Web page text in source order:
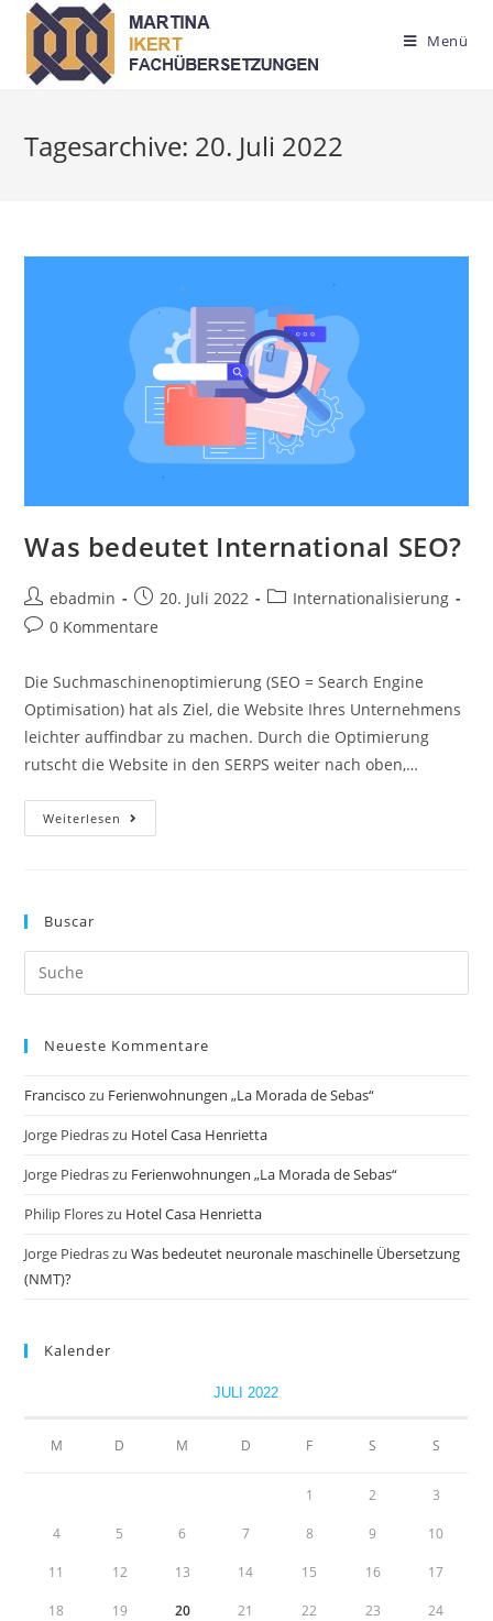
Zum
Inhalt
springen
Menü
Tagesarchive: 20. Juli 2022
Was bedeutet International SEO?
Beitrags-
Autor:
ebadmin
Beitrag
veröffentlicht:
20. Juli 2022
Beitrags-
Internationalisierung
Beitrags-
0 Kommentare
Die Suchmaschinenoptimierung (SEO = Search Engine
Optimisation) hat als Ziel, die Website Ihres Unternehmens
leichter auffindbar zu machen. Durch die Optimierung
rutscht die Website in den SERPS weiter nach oben,…
Weiterlesen Was
Bedeutet
Buscar
Search
this
Neueste Kommentare
Francisco zu Ferienwohnungen „La Morada de Sebas“
Jorge Piedraszu Hotel Casa Henrietta
Jorge Piedraszu Ferienwohnungen „La Morada de Sebas“
Philip Floreszu Hotel Casa Henrietta
Jorge PiedraszuWas bedeutet neuronale maschinelle Übersetzung
(NMT)?
Kalender
JULI 2022
M D M D F S S
1 2 3
4 5 6 7 8 9 10
11 12 13 14 15 16 17
18 19 20 21 22 23 24